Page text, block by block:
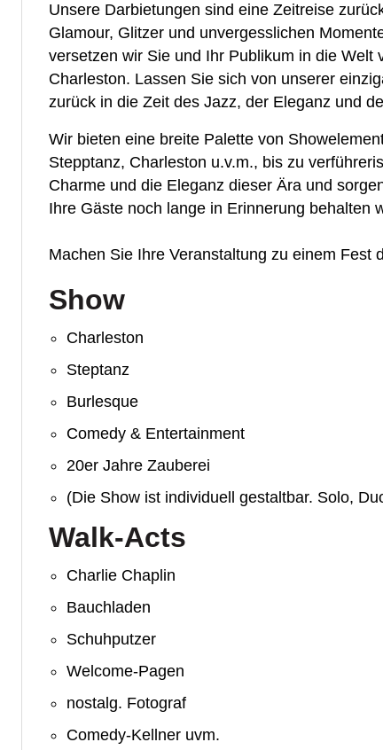
Unsere Darbietungen sind eine Zeitreise
Glamour, Glitzer und unvergesslichen
versetzen wir Sie und Ihr Publikum in die
Charleston. Lassen Sie sich von unserer
zurück in die Zeit des Jazz, der Eleganz und
Wir bieten eine breite Palette von
Stepptanz, Charleston u.v.m., bis zu
Charme und die Eleganz dieser Ära und
Ihre Gäste noch lange in Erinnerung behalten
Machen Sie Ihre Veranstaltung zu einem Fest
Show
Charleston
Steptanz
Burlesque
Comedy & Entertainment
20er Jahre Zauberei
(Die Show ist individuell gestaltbar. Solo,
Walk-Acts
Charlie Chaplin
Bauchladen
Schuhputzer
Welcome-Pagen
nostalg. Fotograf
Comedy-Kellner uvm.